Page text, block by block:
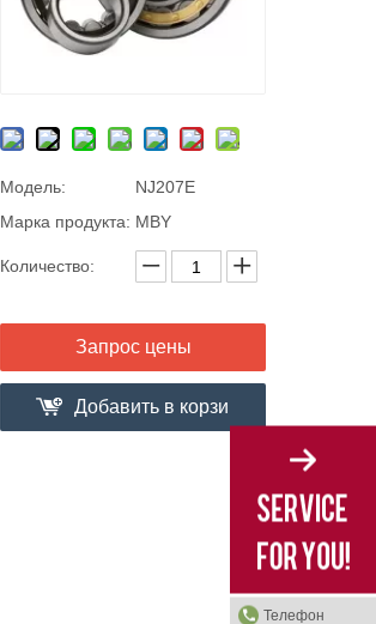
Модель:
NJ207E
Марка продукта: MBY
Количество:
Запрос цены
Добавить в корзи
Телефон